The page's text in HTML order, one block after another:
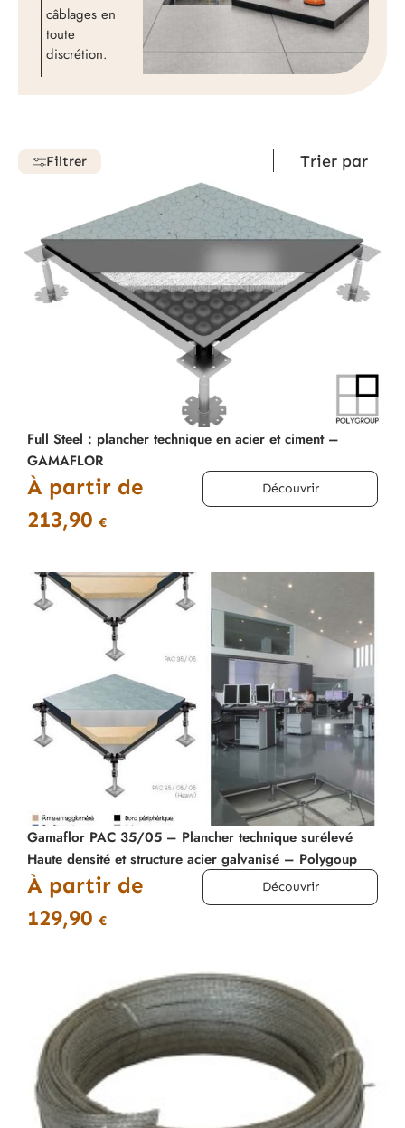
câblages en
toute
discrétion.
Filtrer
Full Steel : plancher technique en acier et ciment –
GAMAFLOR
À partir de
213,90 €
Découvrir
Gamaflor PAC 35/05 – Plancher technique surélevé
Haute densité et structure acier galvanisé – Polygoup
À partir de
129,90 €
Découvrir